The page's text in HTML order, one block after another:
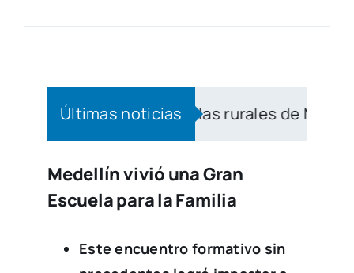
Últimas noticias
a las aulas rurales de Medellín |
Medellín vivió una Gran
Escuela para la Familia
Este encuentro formativo sin